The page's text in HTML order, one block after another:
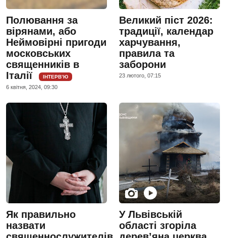
Полювання за
вірянами, або
Неймовірні пригоди
московських
священників в
Італії
ІНТЕРВ’Ю
6 квiтня, 2024, 09:30
Великий піст 2026:
традиції, календар
харчування,
правила та
заборони
23 лютого, 07:15
Як правильно
назвати
У Львівській
області згоріла